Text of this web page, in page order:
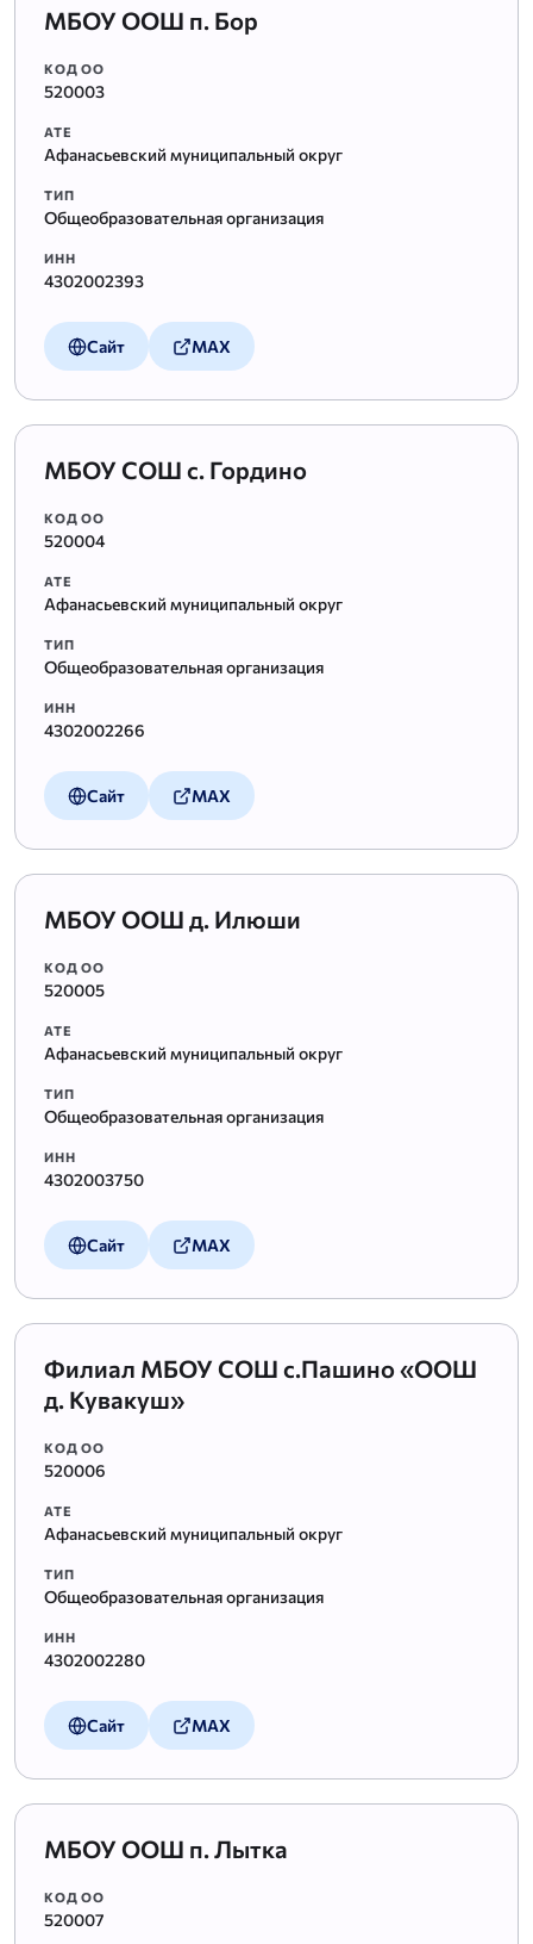
МБОУ ООШ п. Бор
КОД ОО
520003
АТЕ
Афанасьевский муниципальный округ
ТИП
Общеобразовательная организация
ИНН
4302002393
Сайт MAX
МБОУ СОШ с. Гордино
КОД ОО
520004
АТЕ
Афанасьевский муниципальный округ
ТИП
Общеобразовательная организация
ИНН
4302002266
Сайт MAX
МБОУ ООШ д. Илюши
КОД ОО
520005
АТЕ
Афанасьевский муниципальный округ
ТИП
Общеобразовательная организация
ИНН
4302003750
Сайт MAX
Филиал МБОУ СОШ с.Пашино «ООШ
д. Кувакуш»
КОД ОО
520006
АТЕ
Афанасьевский муниципальный округ
ТИП
Общеобразовательная организация
ИНН
4302002280
Сайт MAX
МБОУ ООШ п. Лытка
КОД ОО
520007